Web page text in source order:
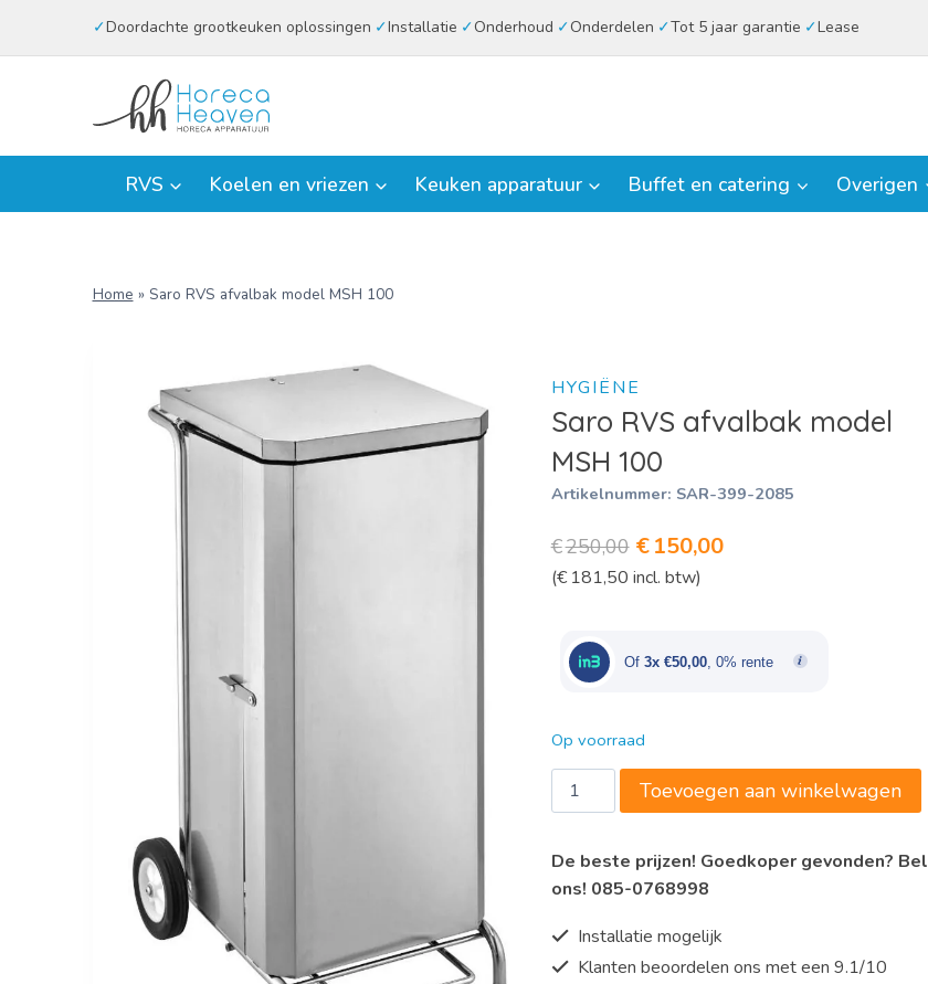
Doordachte grootkeuken oplossingen Installatie Onderhoud Onderdelen Tot 5 jaar garantie Lease
RVS Koelen en vriezen Keuken apparatuur Buffet en catering Overigen
Home » Saro RVS afvalbak model MSH 100
HYGIËNE
Saro RVS afvalbak model
MSH 100
Artikelnummer: SAR-399-2085
€250,00 Oorspronkelijke
prijs
€250,00.
€ 150,00Huidige
€150,00.
(€ 181,50 incl. btw)
Of 3x €50,00, 0% rente
Op voorraad
Saro
RVS
model
MSH
aantal
Toevoegen aan winkelwagen
De beste prijzen! Goedkoper gevonden? Bel
ons! 085-0768998
Installatie mogelijk
Klanten beoordelen ons met een 9.1/10